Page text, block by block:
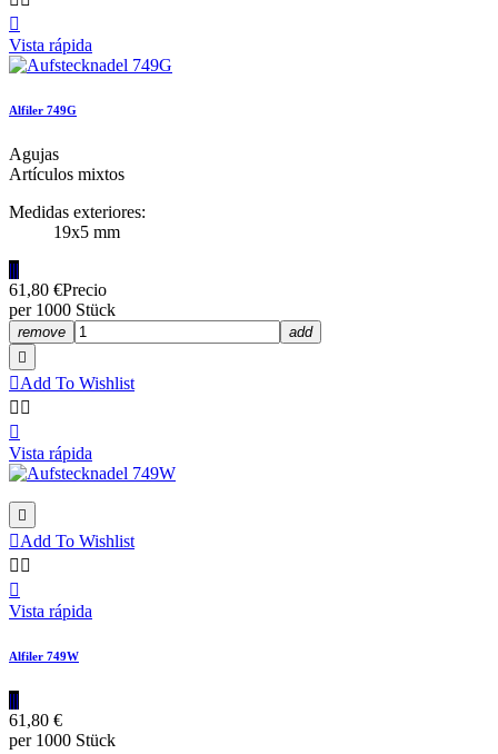

Vista rápida
Alfiler 749G
Agujas
Artículos mixtos
Medidas exteriores:
19x5 mm
|||
61,80 €Precio
per 1000 Stück
remove
add

Add To Wishlist
 

Vista rápida

Add To Wishlist
 

Vista rápida
Alfiler 749W
|||
61,80 €
per 1000 Stück